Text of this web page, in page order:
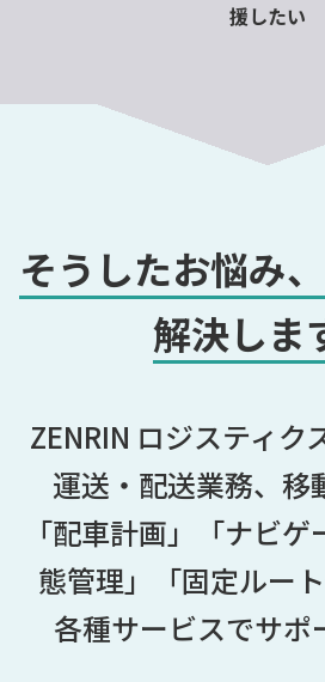
援したい
そうしたお悩み
解決しま
ZENRIN ロジスティク
運送・配送業務、移
「配車計画」「ナビ
態管理」「固定ルー
各種サービスでサポ